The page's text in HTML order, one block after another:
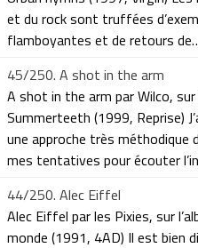
et du rock sont truffées
flamboyantes et de retours
45/250. A shot in the arm
A shot in the arm par Wilco, sur
Summerteeth (1999, Reprise)
une approche très méthodique
mes tentatives pour écouter
44/250. Alec Eiffel
Alec Eiffel par les Pixies, sur
monde (1991, 4AD) Il est bien